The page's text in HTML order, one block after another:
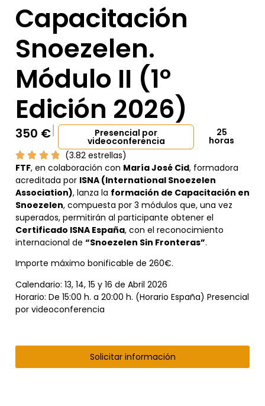
Capacitación
Snoezelen.
Módulo II (1º
Edición 2026)
350 € Presencial por
videoconferencia
25
horas
(3.82 estrellas)
FTF, en colaboración con María José Cid, formadora
acreditada por ISNA (International Snoezelen
Association), lanza la formación de Capacitación en
Snoezelen, compuesta por 3 módulos que, una vez
superados, permitirán al participante obtener el
Certificado ISNA España, con el reconocimiento
internacional de “Snoezelen Sin Fronteras”.
Importe máximo bonificable de 260€.
Calendario: 13, 14, 15 y 16 de Abril 2026
Horario: De 15:00 h. a 20:00 h. (Horario España) Presencial
por videoconferencia
Solicitar información